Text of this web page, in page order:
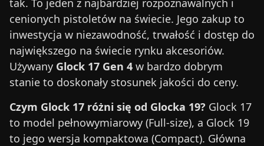
tak. To jeden z najbardziej rozpoznawalnych i
cenionych pistoletów na świecie. Jego zakup to
inwestycja w niezawodność, trwałość i dostęp do
największego na świecie rynku akcesoriów.
Używany Glock 17 Gen 4 w bardzo dobrym
stanie to doskonały stosunek jakości do ceny.
Czym Glock 17 różni się od Glocka 19? Glock 17
to model pełnowymiarowy (Full-size), a Glock 19
to jego wersja kompaktowa (Compact). Główna